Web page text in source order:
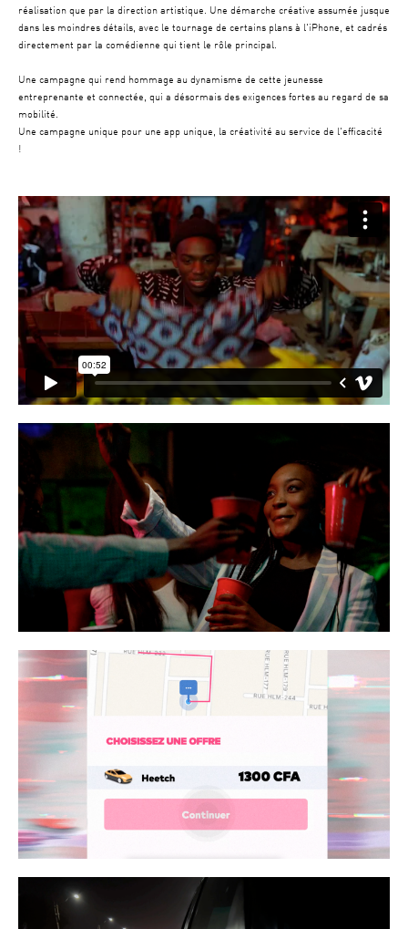
réalisation que par la direction artistique. Une démarche créative assumée jusque
dans les moindres détails, avec le tournage de certains plans à l'iPhone, et cadrés
directement par la comédienne qui tient le rôle principal.
Une campagne qui rend hommage au dynamisme de cette jeunesse
entreprenante et connectée, qui a désormais des exigences fortes au regard de sa
mobilité.
Une campagne unique pour une app unique, la créativité au service de l'efficacité
!